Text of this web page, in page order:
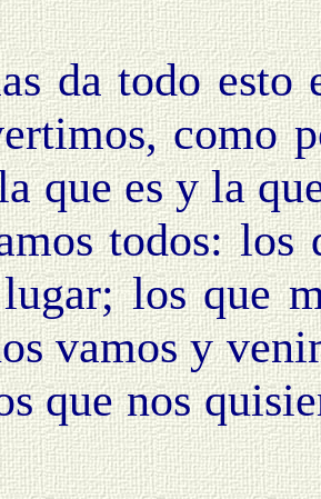
da todo
como
que es y la
todos: los
los que
vamos y
que nos